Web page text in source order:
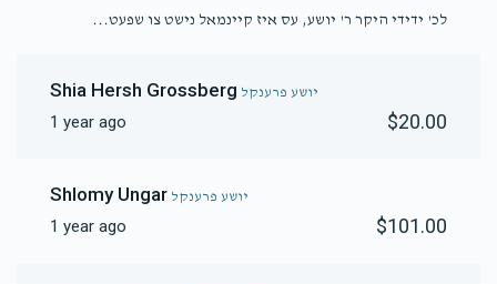
לכ' ידידי היקר ר' יושע, עס איז קיינמאל נישט צו שפעט...
Shia Hersh Grossberg יושע פרענקל
1 year ago $20.00
Shlomy Ungar יושע פרענקל
1 year ago $101.00